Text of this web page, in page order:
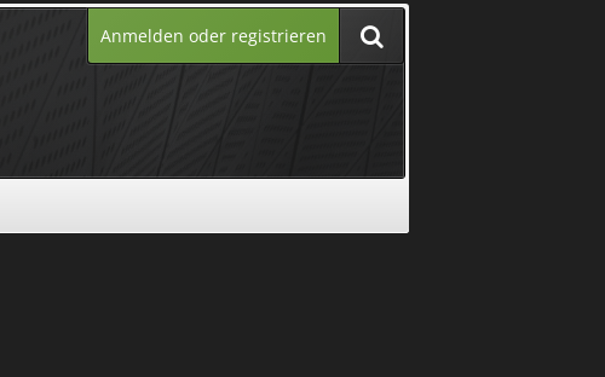
Anmelden oder registrieren